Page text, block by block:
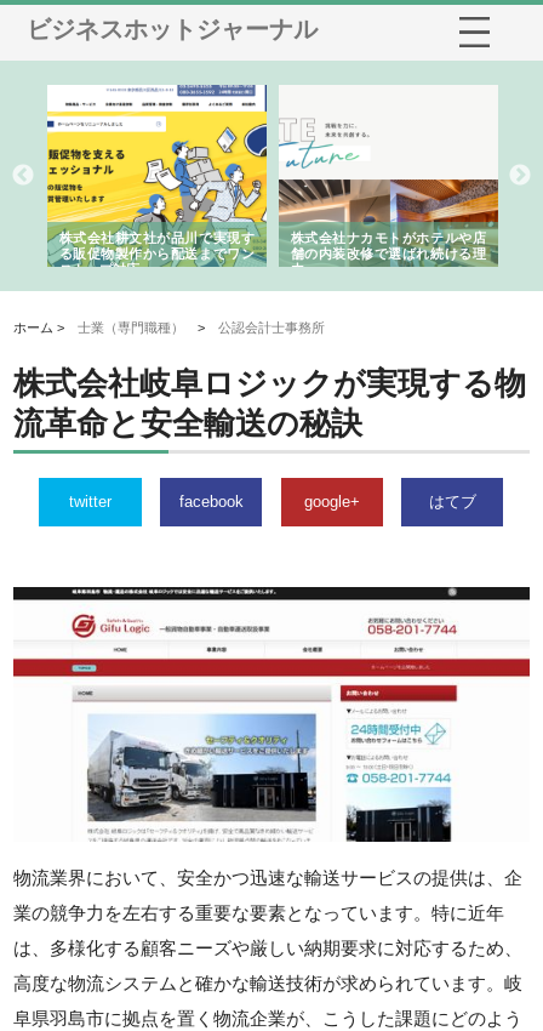
ビジネスホットジャーナル
株式会社耕文社が品川で実現す
る販促物製作から配送までワン
ストップ対応
株式会社ナカモトがホテルや店
舗の内装改修で選ばれ続ける理
由
ホーム >士業（専門職種） >公認会計士事務所
株式会社岐阜ロジックが実現する物
流革命と安全輸送の秘訣
twitter facebook google+ はてブ
物流業界において、安全かつ迅速な輸送サービスの提供は、企
業の競争力を左右する重要な要素となっています。特に近年
は、多様化する顧客ニーズや厳しい納期要求に対応するため、
高度な物流システムと確かな輸送技術が求められています。岐
阜県羽島市に拠点を置く物流企業が、こうした課題にどのよう